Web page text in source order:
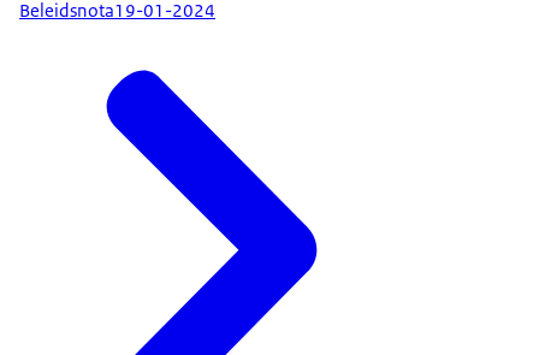
Beleidsnota19-01-2024